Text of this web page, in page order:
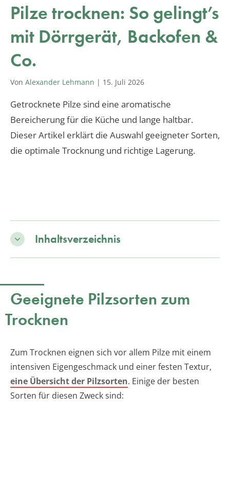
Pilze trocknen: So gelingt’s
mit Dörrgerät, Backofen &
Co.
Von Alexander Lehmann | 15. Juli 2026
Getrocknete Pilze sind eine aromatische
Bereicherung für die Küche und lange haltbar.
Dieser Artikel erklärt die Auswahl geeigneter Sorten,
die optimale Trocknung und richtige Lagerung.
Inhaltsverzeichnis
Geeignete Pilzsorten zum
Trocknen
Zum Trocknen eignen sich vor allem Pilze mit einem
intensiven Eigengeschmack und einer festen Textur,
eine Übersicht der Pilzsorten. Einige der besten
Sorten für diesen Zweck sind: